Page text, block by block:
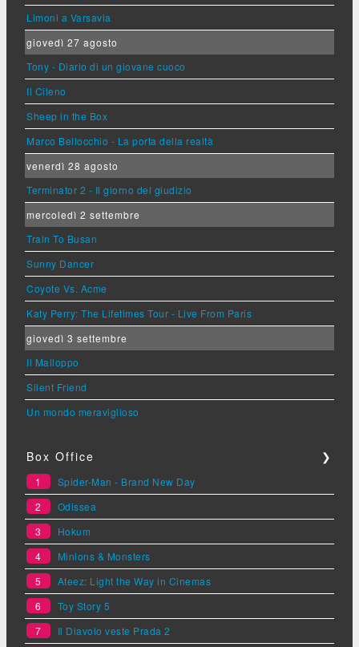
Limoni a Varsavia
giovedì 27 agosto
Tony - Diario di un giovane cuoco
Il Cileno
Sheep in the Box
Marco Bellocchio - La porta della realtà
venerdì 28 agosto
Terminator 2 - Il giorno del giudizio
mercoledì 2 settembre
Train To Busan
Sunny Dancer
Coyote Vs. Acme
Katy Perry: The Lifetimes Tour - Live From Paris
giovedì 3 settembre
Il Malloppo
Silent Friend
Un mondo meraviglioso
Box Office ❯
1
Spider-Man - Brand New Day
2
Odissea
3
Hokum
4
Minions & Monsters
5
Ateez: Light the Way in Cinemas
6
Toy Story 5
7
Il Diavolo veste Prada 2